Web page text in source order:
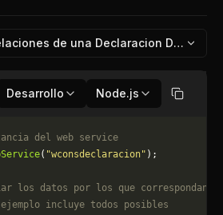
de una Declaracion Detallada
Desarrollo Node.js Copiar
del web service
( "wconsdeclaracion" );
los datos por los que correspondan.
incluye todos posibles